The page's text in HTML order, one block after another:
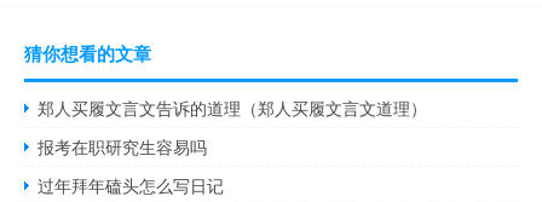
猜你想看的文章
郑人买履文言文告诉的道理（郑人买履文言文道理）
报考在职研究生容易吗
过年拜年磕头怎么写日记